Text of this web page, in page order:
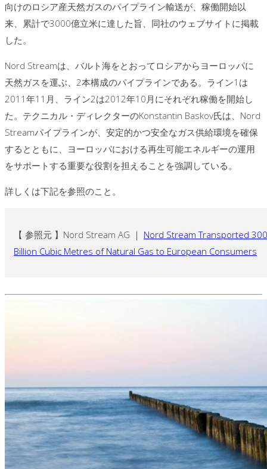
向けのロシア産天然ガスのパイプライン輸送が、稼働開始以
来、累計で3000億立米に達した旨、同社のウェブサイトに掲載
した。
Nord Streamは、バルト海をとおってロシアからヨーロッパに
天然ガスを運ぶ、2本構成のパイプラインである。ライン1は
2011年11月、ライン2は2012年10月にそれぞれ稼働を開始し
た。テクニカル・ディレクターのKonstantin Baskov氏は、Nord
Streamパイプラインが、安定的かつ安全なガス供給環境を確保
するとともに、ヨーロッパにおける再生可能エネルギーの運用
をサポートする重要な役割を担えることを強調している。
詳しくは下記を参照のこと。
【 参照元 】Nord Stream AG ｜ Nord Stream Transported 300
Billion Cubic Metres of Natural Gas to European Consumers